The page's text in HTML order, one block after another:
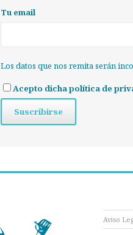
Tu email
Los datos que nos remita serán
Acepto dicha política de
Aviso